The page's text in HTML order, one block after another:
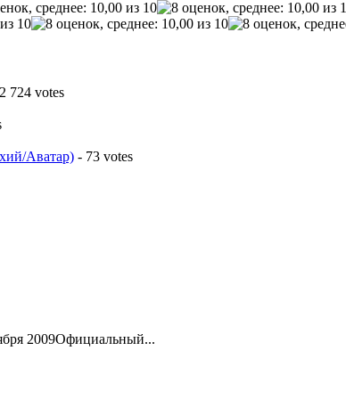
724 votes
Аватар) - 73 votes
2009Официальный...